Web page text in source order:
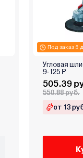
Под заказ 5
Угловая
9-125 Р
505.39
550.88 руб.
от 13